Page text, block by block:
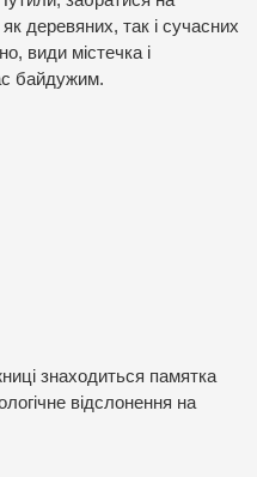
деревяних, так і сучасних
види містечка і
байдужим.
знаходиться памятка
відслонення на